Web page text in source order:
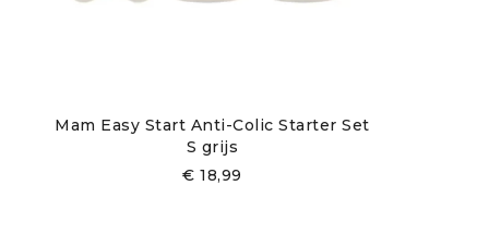
De drinktuit Ultrasoft van MAM ligt dankzij
de fles leeg kan lopen en jouw baby kan de
Geschikt vanaf 4 maanden.
Mam Easy Start Anti-Colic Starter Set
S grijs
€ 18,99